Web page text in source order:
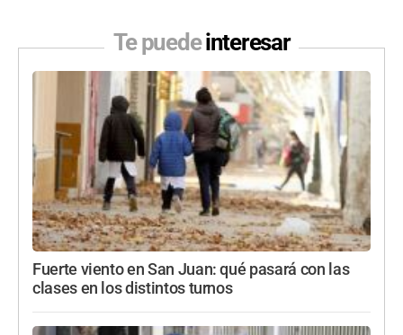
Te puedeinteresar
Fuerte viento en San Juan: qué pasará con las
clases en los distintos turnos